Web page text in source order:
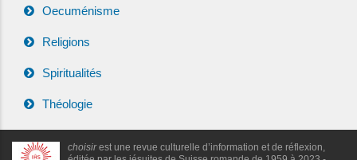
Oecuménisme
Religions
Spiritualités
Théologie
choisirest une revue culturelle d’information et de réflexion,